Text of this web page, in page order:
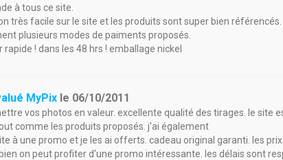
à tous ce site.
très facile sur le site et les produits sont super bien référencés.
plusieurs modes de paiments proposés.
! dans les 48 hrs ! emballage nickel
MyPix le 06/10/2011
vos photos en valeur. excellente qualité des tirages. le site
comme les produits proposés. j'ai également
à une promo et je les ai offerts. cadeau original garanti. les
on peut profiter d'une promo intéressante. les délais sont